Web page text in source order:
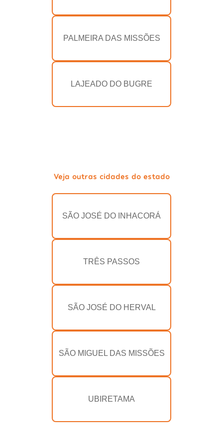
PALMEIRA DAS MISSÕES
LAJEADO DO BUGRE
Veja outras cidades do estado
SÃO JOSÉ DO INHACORÁ
TRÊS PASSOS
SÃO JOSÉ DO HERVAL
SÃO MIGUEL DAS MISSÕES
UBIRETAMA